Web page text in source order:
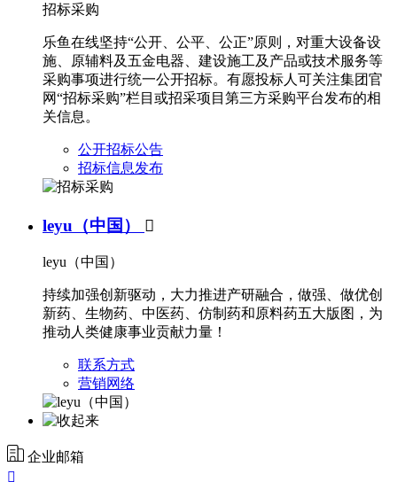
招标采购
乐鱼在线坚持“公开、公平、公正”原则，对重大设备设
施、原辅料及五金电器、建设施工及产品或技术服务等
采购事项进行统一公开招标。有愿投标人可关注集团官
网“招标采购”栏目或招采项目第三方采购平台发布的相
关信息。
公开招标公告
招标信息发布
leyu（中国） 
leyu（中国）
持续加强创新驱动，大力推进产研融合，做强、做优创
新药、生物药、中医药、仿制药和原料药五大版图，为
推动人类健康事业贡献力量！
联系方式
营销网络
企业邮箱
